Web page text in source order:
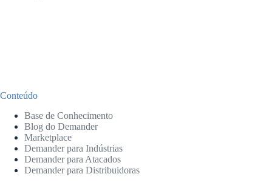
Conteúdo
Base de Conhecimento
Blog do Demander
Marketplace
Demander para Indústrias
Demander para Atacados
Demander para Distribuidoras